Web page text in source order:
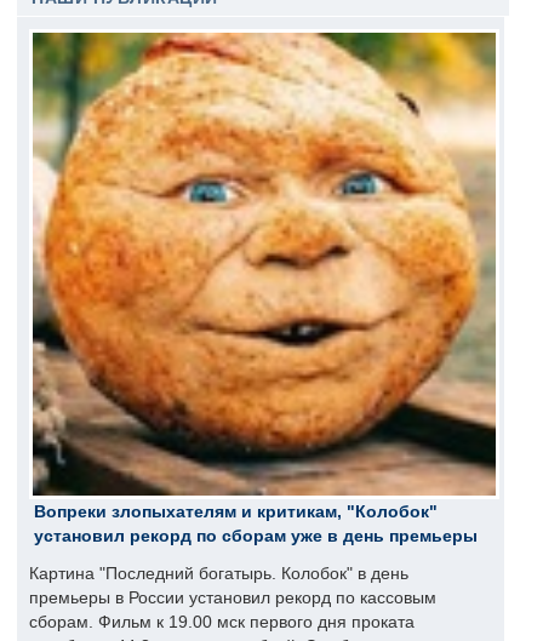
Вопреки злопыхателям и критикам, "Колобок"
установил рекорд по сборам уже в день премьеры
Картина "Последний богатырь. Колобок" в день
премьеры в России установил рекорд по кассовым
сборам. Фильм к 19.00 мск первого дня проката